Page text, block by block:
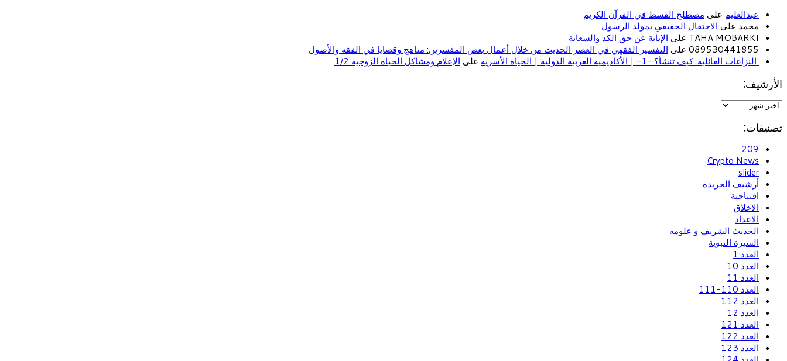
عبدالعليم على مصطلح القسط في القرآن الكريم
محمد على الاحتفال الحقيقي بمولد الرسول
TAHA MOBARKI على
الإبانة عن حق الكد والسعاية
089530441855 على
التفسير الفقهي في العصر الحديث من خلال أعمال بعض المفسرين: مناهج وقضايا في الفقه والأصول
النزاعات العائلية: كيف تنشأ؟ -1- | الأكاديمية العربية الدولية | الحياة الأسرية
على الإعلام ومشاكل الحياة الزوجية 1/2
الأرشيف:
تصنيفات:
209
Crypto News
slider
أرشيف الجريدة
افتتاحية
الاخلاق
الاعداد
الحديث الشريف و علومه
السيرة النبوية
العدد 1
العدد 10
العدد 11
العدد 110-111
العدد 112
العدد 12
العدد 121
العدد 122
العدد 123